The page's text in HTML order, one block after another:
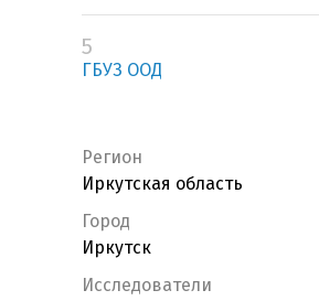
5
ГБУЗ ООД
Регион
Иркутская область
Город
Иркутск
Исследователи